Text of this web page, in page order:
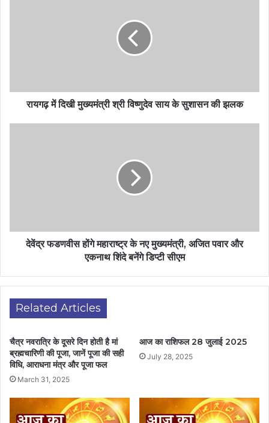
रायगढ़ में दिखी मुख्यमंत्री श्री विष्णुदेव साय के सुशासन की झलक
देवेंद्र फडणवीस होंगे महाराष्ट्र के नए मुख्यमंत्री, अजित पवार और
एकनाथ शिंदे बनेंगे डिप्टी सीएम
Related Articles
चैत्र नवरात्रि के दूसरे दिन होती है मां
ब्रह्मचारिणी की पूजा, जानें पूजा की सही
विधि, आराधना मंत्र और पूजा फल
March 31, 2025
आज का राशिफल 28 जुलाई 2025
July 28, 2025